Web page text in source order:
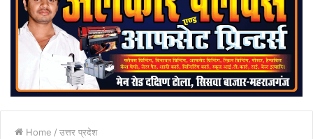
Home / उत्तर प्रदेश